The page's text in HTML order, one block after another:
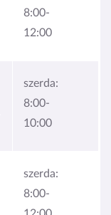
8:00-
12:00
szerda:
8:00-
10:00
szerda:
8:00-